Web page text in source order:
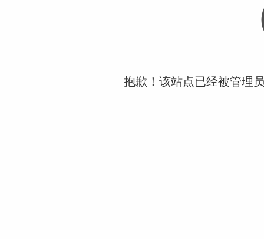
抱歉！该站点已经被管理